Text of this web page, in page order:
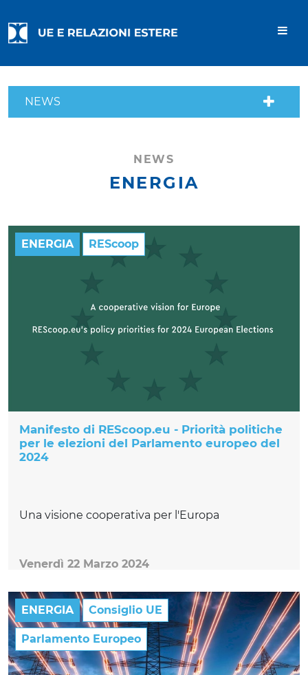
NEWS
NEWS
ENERGIA
ENERGIA REScoop
Manifesto di REScoop.eu - Priorità politiche
per le elezioni del Parlamento europeo del
2024
Una visione cooperativa per l'Europa
Venerdì 22 Marzo 2024
ENERGIA Consiglio UE
Parlamento Europeo